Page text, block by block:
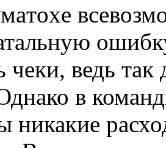
чеки, ведь так
в
никакие